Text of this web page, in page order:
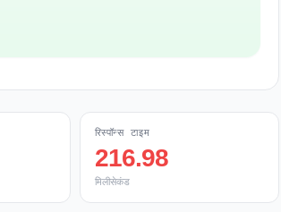
रिस्पॉन्स टाइम
216.98
मिलीसेकंड